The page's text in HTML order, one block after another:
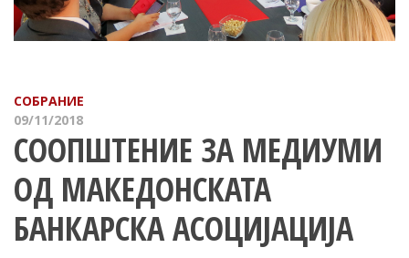
СОБРАНИЕ
09/11/2018
СООПШТЕНИЕ ЗА МЕДИУМИ
ОД МАКЕДОНСКАТА
БАНКАРСКА АСОЦИЈАЦИЈА